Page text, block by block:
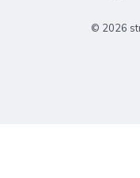
© 2026